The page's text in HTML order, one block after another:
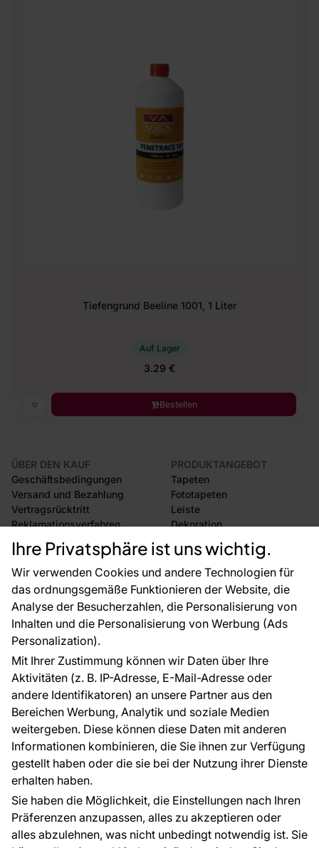
Ihre Privatsphäre ist uns wichtig.
Wir verwenden Cookies und andere Technologien für
das ordnungsgemäße Funktionieren der Website, die
Analyse der Besucherzahlen, die Personalisierung von
Inhalten und die Personalisierung von Werbung (Ads
Personalization).
Mit Ihrer Zustimmung können wir Daten über Ihre
Aktivitäten (z. B. IP-Adresse, E-Mail-Adresse oder
andere Identifikatoren) an unsere Partner aus den
Bereichen Werbung, Analytik und soziale Medien
weitergeben. Diese können diese Daten mit anderen
Informationen kombinieren, die Sie ihnen zur Verfügung
gestellt haben oder die sie bei der Nutzung ihrer Dienste
erhalten haben.
Sie haben die Möglichkeit, die Einstellungen nach Ihren
Präferenzen anzupassen, alles zu akzeptieren oder
alles abzulehnen, was nicht unbedingt notwendig ist. Sie
Tiefengrund Beeline 1001, 1 Liter
Auf Lager
3.29 €
Bestellen
ÜBER DEN KAUF
Geschäftsbedingungen
Versand und Bezahlung
Vertragsrücktritt
Reklamationsverfahren
Rücksendung von Waren
CE-Zertifizierung
Großhandel
Raumvisualisierung
PRODUKTANGEBOT
Tapeten
Fototapeten
Leiste
Dekoration
Selbstklebende Folien
Zubehör
Tapetenmuster
FÜR SIE
Blog
EU-Projekte
Ratschläge und Tipps
FAQ
ÜBER DAS UNTERNEHMEN
Kontakt
Haben Sie Fragen? Wir helfen Ihnen gerne weiter
und beraten Sie persönlich.
+49 781 95633072
service@tapeteneshop.de